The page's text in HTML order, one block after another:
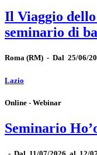
Il Viaggio
seminario di
Roma (RM) - Dal 25/06/
Lazio
Online - Webinar
Seminario